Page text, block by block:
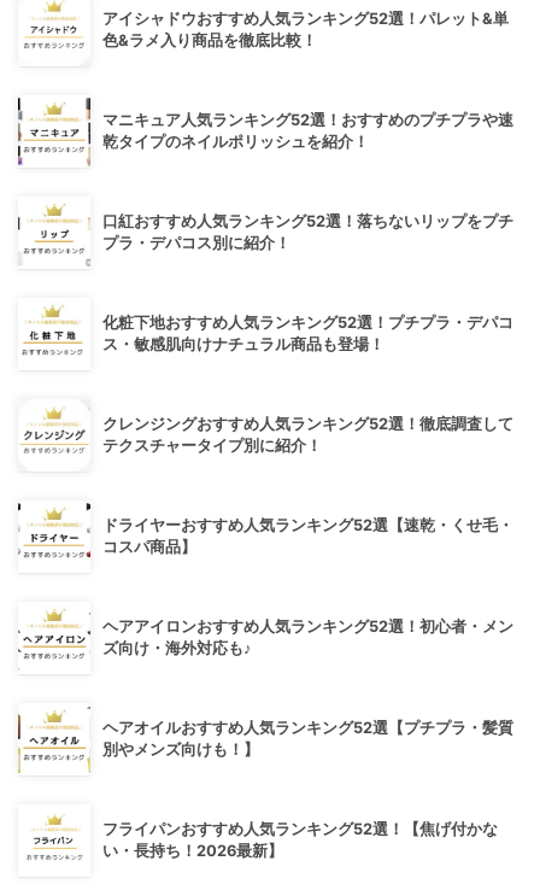
アイシャドウおすすめ人気ランキング52選！パレット&単
色&ラメ入り商品を徹底比較！
マニキュア人気ランキング52選！おすすめのプチプラや速
乾タイプのネイルポリッシュを紹介！
口紅おすすめ人気ランキング52選！落ちないリップをプチ
プラ・デパコス別に紹介！
化粧下地おすすめ人気ランキング52選！プチプラ・デパコ
ス・敏感肌向けナチュラル商品も登場！
クレンジングおすすめ人気ランキング52選！徹底調査して
テクスチャータイプ別に紹介！
ドライヤーおすすめ人気ランキング52選【速乾・くせ毛・
コスパ商品】
ヘアアイロンおすすめ人気ランキング52選！初心者・メン
ズ向け・海外対応も♪
ヘアオイルおすすめ人気ランキング52選【プチプラ・髪質
別やメンズ向けも！】
フライパンおすすめ人気ランキング52選！【焦げ付かな
い・長持ち！2026最新】